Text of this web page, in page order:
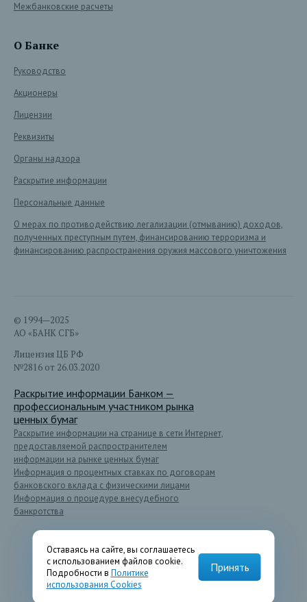
Межбанковские расчеты
О Банке
Руководство
Акционеры
Лицензии
Реквизиты
Органы надзора
Раскрытие информации
Персональные данные
О мерах по противодействию легализации (отмыванию) доходов,
полученных преступным путем, финансированию терроризма и
финансированию распространения оружия массового уничтожения
© 1994—2025
АО «БАНК СГБ»
Лицензия ЦБ РФ
№2816 от 26.03.2020
Раскрытие информации Банком —
профессиональным участником рынка
ценных бумаг
Раскрытие информации на странице в сети Интернет,
предоставляемой распространителем
информации на рынке ценных бумаг
Информация о процентных ставках по договорам
банковского вклада с физическими лицами
Информация о процедуре внесудебного
банкротства
Оставаясь на сайте, вы соглашаетесь
с использованием файлов cookie.
Подробности в Политике
использования Cookies
Принять